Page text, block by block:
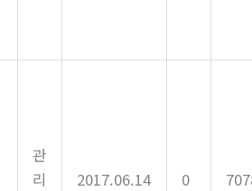
관
리
2017.06.14 0